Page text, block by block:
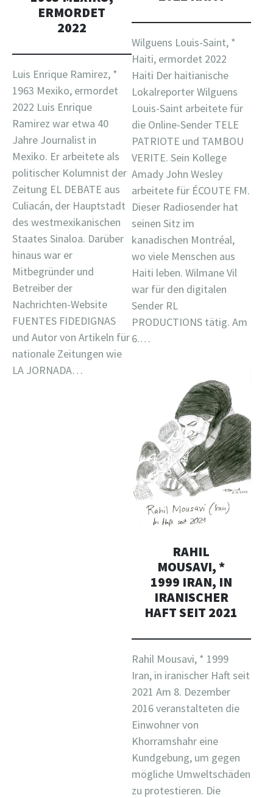
ERMORDET
2022
Luis Enrique Ramirez, *
1963 Mexiko, ermordet
2022 Luis Enrique
Ramirez war etwa 40
Jahre Journalist in
Mexiko. Er arbeitete als
politischer Kolumnist der
Zeitung EL DEBATE aus
Culiacán, der Hauptstadt
des westmexikanischen
Staates Sinaloa. Darüber
hinaus war er
Mitbegründer und
Betreiber der
Nachrichten-Website
FUENTES FIDEDIGNAS
und Autor von Artikeln für
nationale Zeitungen wie
LA JORNADA…
Wilguens Louis-Saint, *
Haiti, ermordet 2022
Haiti Der haitianische
Lokalreporter Wilguens
Louis-Saint arbeitete für
die Online-Sender TELE
PATRIOTE und TAMBOU
VERITE. Sein Kollege
Amady John Wesley
arbeitete für ÉCOUTE FM.
Dieser Radiosender hat
seinen Sitz im
kanadischen Montréal,
wo viele Menschen aus
Haiti leben. Wilmane Vil
war für den digitalen
Sender RL
PRODUCTIONS tätig. Am
6.…
RAHIL
MOUSAVI, *
1999 IRAN, IN
IRANISCHER
HAFT SEIT 2021
Rahil Mousavi, * 1999
Iran, in iranischer Haft seit
2021 Am 8. Dezember
2016 veranstalteten die
Einwohner von
Khorramshahr eine
Kundgebung, um gegen
mögliche Umweltschäden
zu protestieren. Die